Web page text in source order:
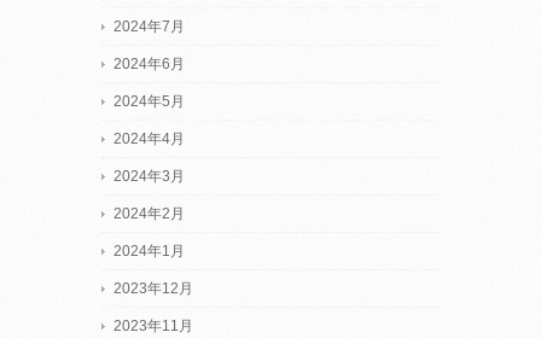
2024年7月
2024年6月
2024年5月
2024年4月
2024年3月
2024年2月
2024年1月
2023年12月
2023年11月